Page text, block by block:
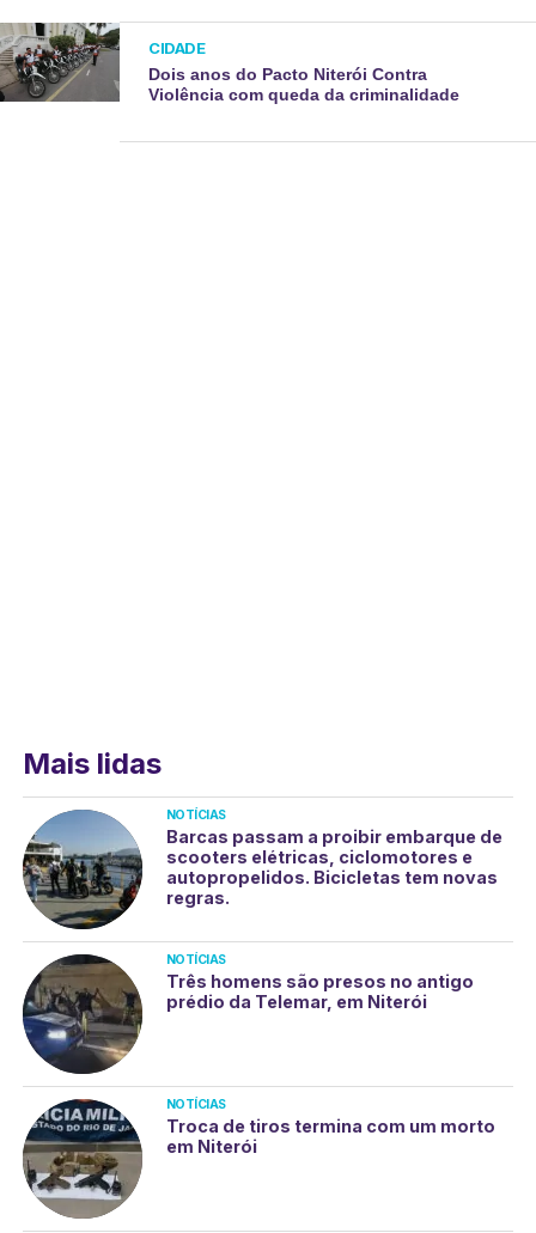
CIDADE
Dois anos do Pacto Niterói Contra
Violência com queda da criminalidade
Mais lidas
NOTÍCIAS
Barcas passam a proibir embarque de
scooters elétricas, ciclomotores e
autopropelidos. Bicicletas tem novas
regras.
NOTÍCIAS
Três homens são presos no antigo
prédio da Telemar, em Niterói
NOTÍCIAS
Troca de tiros termina com um morto
em Niterói